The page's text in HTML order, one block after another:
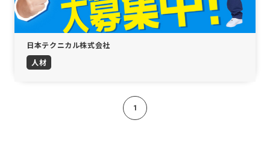
日本テクニカル株式会社
人材
1